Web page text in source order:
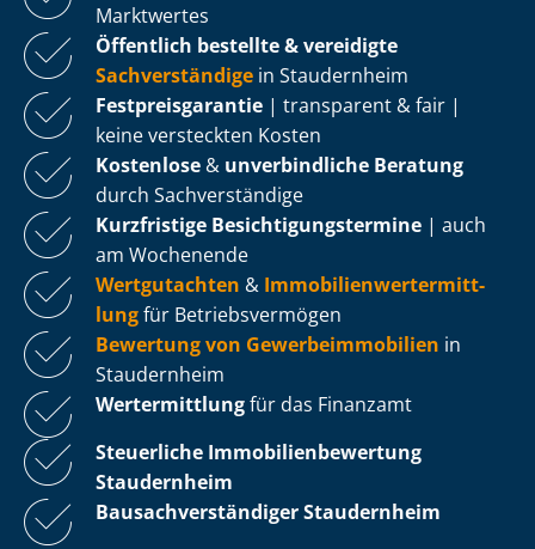
Marktwertes
Öffentlich bestellte & vereidigte
Sachverständige in Staudernheim
Fest­preis­ga­ran­tie | transparent & fair |
keine versteckten Kosten
Kostenlose & unverbindliche Beratung
durch Sachverständige
Kurzfristige Be­sich­ti­gungs­ter­mi­ne | auch
am Wochenende
Wertgutachten & Im­mo­bi­li­en­wert­ermitt­
lungfür Be­triebs­ver­mö­gen
Bewertung von Ge­wer­be­im­mo­bi­li­en in
Staudernheim
Wertermittlungfür das Finanzamt
Steuerliche Im­mo­bi­li­en­be­wer­tung
Staudernheim
Bau­sach­ver­stän­di­ger Staudernheim